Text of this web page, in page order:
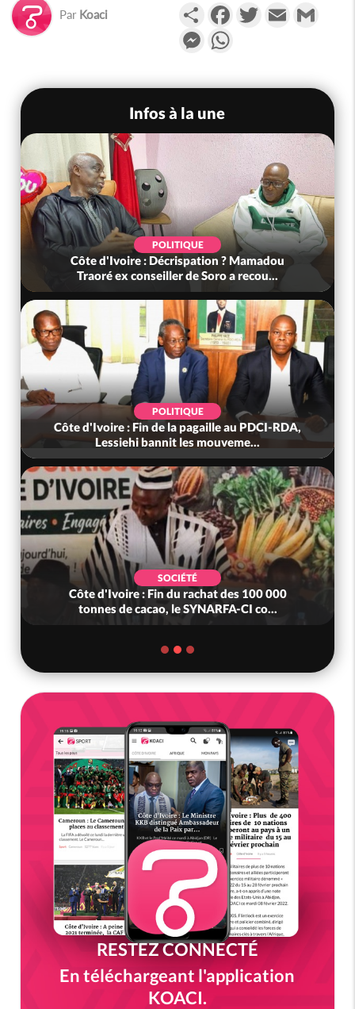
Par Koaci PartagerFacebookTwitterEmail
Messenger
Infos à la une
POLITIQUE
Côte d'Ivoire : Décrispation ? Mamadou
Traoré ex conseiller de Soro a recou...
POLITIQUE
Côte d'Ivoire : Fin de la pagaille au PDCI-RDA,
Lessiehi bannit les mouveme...
SOCIÉTÉ
Côte d'Ivoire : Fin du rachat des 100 000
tonnes de cacao, le SYNARFA-CI co...
RESTEZ CONNECTÉ
En téléchargeant l'application
KOACI.